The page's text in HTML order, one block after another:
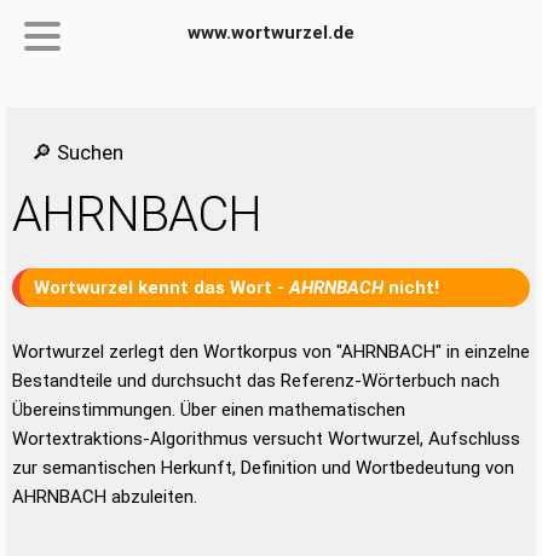
www.wortwurzel.de
🔎 Suchen
AHRNBACH
Wortwurzel kennt das Wort -AHRNBACHnicht!
Wortwurzel zerlegt den Wortkorpus von "AHRNBACH" in einzelne
Bestandteile und durchsucht das Referenz-Wörterbuch nach
Übereinstimmungen. Über einen mathematischen
Wortextraktions-Algorithmus versucht Wortwurzel, Aufschluss
zur semantischen Herkunft, Definition und Wortbedeutung von
AHRNBACH abzuleiten.